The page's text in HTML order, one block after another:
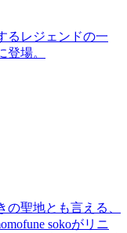
るレジェンドの一
場。
聖地とも言える、
sokoがリニ